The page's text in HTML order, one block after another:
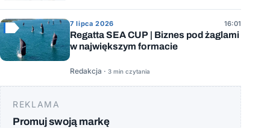
7 lipca 2026 16:01
Regatta SEA CUP | Biznes pod żaglami
w największym formacie
Redakcja · 3 min czytania
REKLAMA
Promuj swoją markę